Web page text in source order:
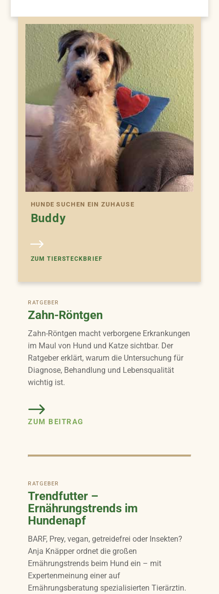
HUNDE SUCHEN EIN ZUHAUSE
Buddy
ZUM TIERSTECKBRIEF
RATGEBER
Zahn-Röntgen
Zahn-Röntgen macht verborgene Erkrankungen
im Maul von Hund und Katze sichtbar. Der
Ratgeber erklärt, warum die Untersuchung für
Diagnose, Behandlung und Lebensqualität
wichtig ist.
ZUM BEITRAG
RATGEBER
Trendfutter –
Ernährungstrends im
Hundenapf
BARF, Prey, vegan, getreidefrei oder Insekten?
Anja Knäpper ordnet die großen
Ernährungstrends beim Hund ein – mit
Expertenmeinung einer auf
Ernährungsberatung spezialisierten Tierärztin.